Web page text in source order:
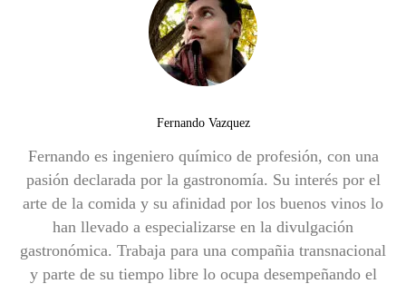
Fernando Vazquez
Fernando es ingeniero químico de profesión, con una
pasión declarada por la gastronomía. Su interés por el
arte de la comida y su afinidad por los buenos vinos lo
han llevado a especializarse en la divulgación
gastronómica. Trabaja para una compañia transnacional
y parte de su tiempo libre lo ocupa desempeñando el